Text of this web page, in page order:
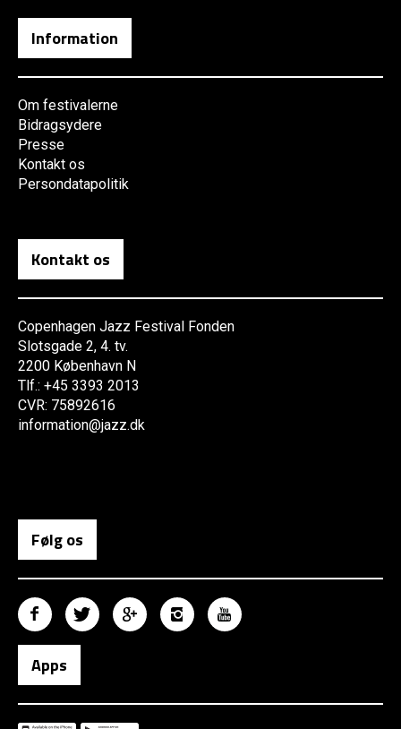
Information
Om festivalerne
Bidragsydere
Presse
Kontakt os
Persondatapolitik
Kontakt os
Copenhagen Jazz Festival Fonden
Slotsgade 2, 4. tv.
2200 København N
Tlf.: +45 3393 2013
CVR: 75892616
information@jazz.dk
Følg os
Apps